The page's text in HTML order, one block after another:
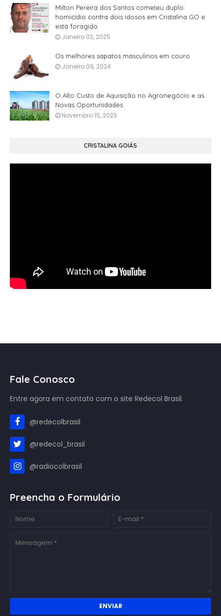
Milton Pereira dos Santos cometeu duplo
homicídio contra dois idosos em Cristalina GO e
está foragido
Janeiro 02, 2025
Os melhores sapatos masculinos em couro
Janeiro 09, 2024
O Alto Custo de Aquisição no Agronegócio e as
Novas Oportunidades
Novembro 15, 2023
CRISTALINA GOIÁS
Fale Conosco
Entre agora em contato com o site Redecol Brasil.
@redecolbrasil
@redecol_brasil
@radiocolbrasil
Preencha o Formulário